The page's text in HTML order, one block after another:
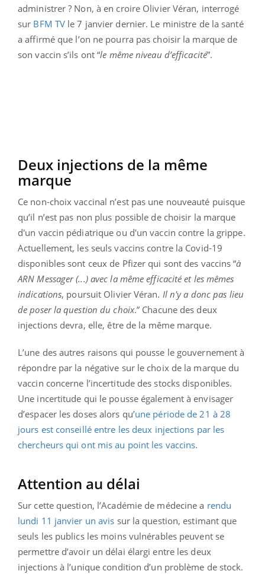
administrer ? Non, à en croire Olivier Véran, interrogé
sur BFM TV le 7 janvier dernier. Le ministre de la santé
a affirmé que l’on ne pourra pas choisir la marque de
son vaccin s’ils ont “le même niveau d’efficacité”.
Deux injections de la même
marque
Ce non-choix vaccinal n’est pas une nouveauté puisque
qu’il n’est pas non plus possible de choisir la marque
d'un vaccin pédiatrique ou d'un vaccin contre la grippe.
Actuellement, les seuls vaccins contre la Covid-19
disponibles sont ceux de Pfizer qui sont des vaccins “à
ARN Messager (...) avec la même efficacité et les mêmes
indications, poursuit Olivier Véran. Il n'y a donc pas lieu
de poser la question du choix.” Chacune des deux
injections devra, elle, être de la même marque.
L’une des autres raisons qui pousse le gouvernement à
répondre par la négative sur le choix de la marque du
vaccin concerne l’incertitude des stocks disponibles.
Une incertitude qui le pousse également à envisager
d’espacer les doses alors qu’une période de 21 à 28
jours est conseillé entre les deux injections par les
chercheurs qui ont mis au point les vaccins.
Attention au délai
Sur cette question, l’Académie de médecine a rendu
lundi 11 janvier un avis sur la question, estimant que
seuls les publics les moins vulnérables peuvent se
permettre d’avoir un délai élargi entre les deux
injections à l’unique condition d’un problème de stock.